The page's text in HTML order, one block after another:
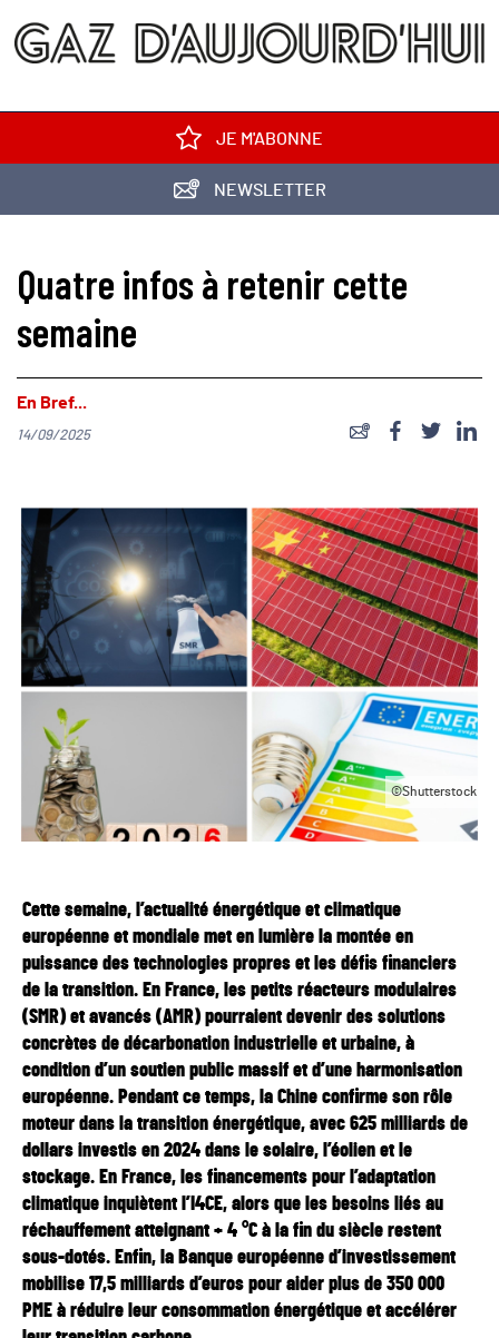
JE M'ABONNE
NEWSLETTER
Quatre infos à retenir cette
semaine
En Bref...
14/09/2025
©Shutterstock
Cette semaine, l’actualité énergétique et climatique
européenne et mondiale met en lumière la montée en
puissance des technologies propres et les défis financiers
de la transition. En France, les petits réacteurs modulaires
(SMR) et avancés (AMR) pourraient devenir des solutions
concrètes de décarbonation industrielle et urbaine, à
condition d’un soutien public massif et d’une harmonisation
européenne. Pendant ce temps, la Chine confirme son rôle
moteur dans la transition énergétique, avec 625 milliards de
dollars investis en 2024 dans le solaire, l’éolien et le
stockage. En France, les financements pour l’adaptation
climatique inquiètent l’I4CE, alors que les besoins liés au
réchauffement atteignant + 4 °C à la fin du siècle restent
sous-dotés. Enfin, la Banque européenne d’investissement
mobilise 17,5 milliards d’euros pour aider plus de 350 000
PME à réduire leur consommation énergétique et accélérer